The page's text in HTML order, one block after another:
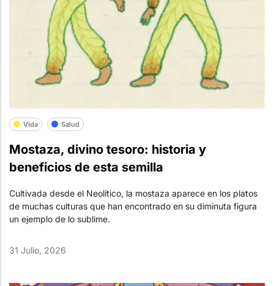
Vida Salud
Mostaza, divino tesoro: historia y
beneficios de esta semilla
Cultivada desde el Neolítico, la mostaza aparece en los platos
de muchas culturas que han encontrado en su diminuta figura
un ejemplo de lo sublime.
31 Julio, 2026